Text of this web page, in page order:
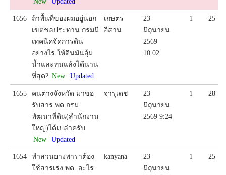
1656
ถ้าพื้นที่ของผมอยู่นอก
เขตชลประทาน กรมมี
เทคนิคจัดการดิน
อย่างไร ให้ดินมันอุ้ม
น้ำและทนแล้งได้นาน
ที่สุด? New Updated
เกษตร
อีสาน
23
มิถุนายน
2569
10:02
1 25
1655
คนต่างจังหวัด มาขอ
รับสาร พด.กรม
พัฒนาที่ดิน(สำนักงาน
ใหญ่)ได้เปล่าครับ
New
Updated
จารุเดช
23
มิถุนายน
2569 9:24
1 28
1654
ทำสวนยางพาราต้อง
ใช้สารเร่ง พด. อะไร
kanyana
23
มิถุนายน
1 25